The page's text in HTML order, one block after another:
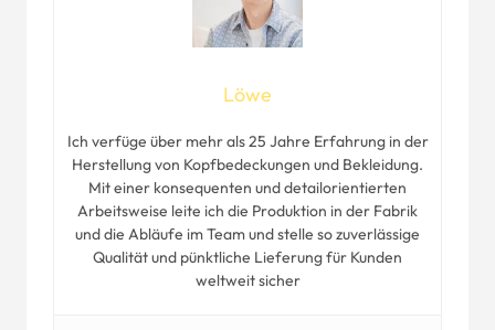
Löwe
Ich verfüge über mehr als 25 Jahre Erfahrung in der
Herstellung von Kopfbedeckungen und Bekleidung.
Mit einer konsequenten und detailorientierten
Arbeitsweise leite ich die Produktion in der Fabrik
und die Abläufe im Team und stelle so zuverlässige
Qualität und pünktliche Lieferung für Kunden
weltweit sicher